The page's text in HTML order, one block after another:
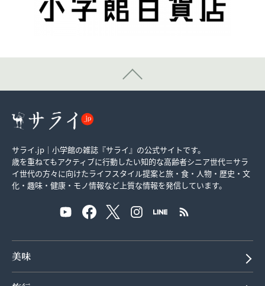
サライ.jp｜小学館の雑誌『サライ』の公式サイトです。
歳を重ねてもアクティブに行動したい知的な高齢者シニア世代＝サラ
イ世代の方々に向けたライフスタイル提案と旅・食・人物・歴史・文
化・趣味・健康・モノ情報など上質な情報を発信しています。
美味